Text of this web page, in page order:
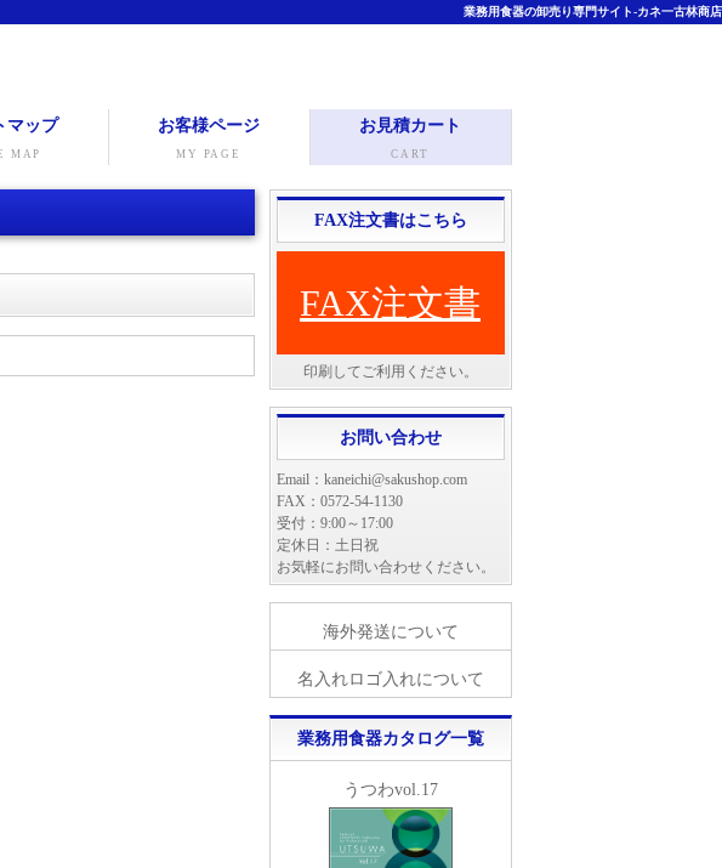
業務用食器の卸売り専門サイト-カネ一古林商店
マップ
MAP
お客様ページ
MY PAGE
お見積カート
CART
FAX注文書はこちら
FAX注文書
印刷してご利用ください。
お問い合わせ
Email：kaneichi@sakushop.com
FAX：0572-54-1130
受付：9:00～17:00
定休日：土日祝
お気軽にお問い合わせください。
海外発送について
名入れロゴ入れについて
業務用食器カタログ一覧
うつわvol.17